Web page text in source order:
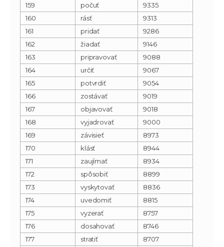
159
počuť
9335
160
rásť
9313
161
pridať
9286
162
žiadať
9146
163
pripravovať
9088
164
určiť
9067
165
potvrdiť
9054
166
zostávať
9019
167
objavovať
9018
168
vyjadrovať
9000
169
závisieť
8973
170
klásť
8944
171
zaujímať
8934
172
spôsobiť
8899
173
vyskytovať
8836
174
uvedomiť
8815
175
vyzerať
8757
176
dosahovať
8746
177
stratiť
8707